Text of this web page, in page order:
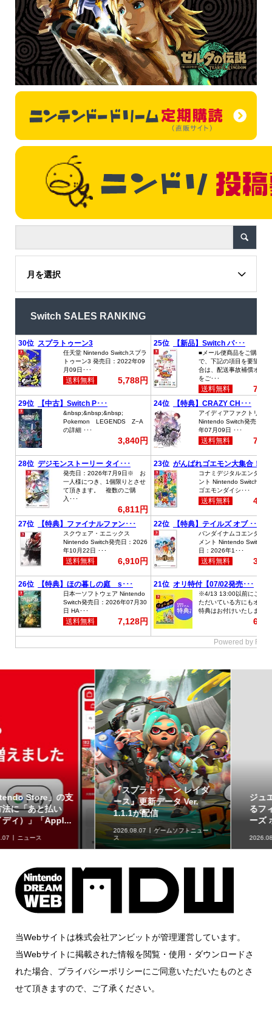
月を選択
Switch SALES RANKING
ジュエリースタンドにな
るフィギュア「ジェムリ
ーズ ポケットモンスタ...
2026.08.07
草タイプのポケモンが集
合！「ポケットモンスタ
ー スイングコレクショ...
2026.08.07 グッズ情報
当Webサイトは株式会社アンビットが管理運営しています。
当Webサイトに掲載された情報を閲覧・使用・ダウンロードさ
れた場合、プライバシーポリシーにご同意いただいたものとさ
せて頂きますので、ご了承ください。